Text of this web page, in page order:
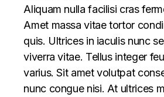
Aliquam nulla facilisi cras
Amet massa vitae tortor
quis. Ultrices in iaculis nunc
viverra vitae. Tellus integer
varius. Sit amet volutpat
nunc congue nisi. At ultrices